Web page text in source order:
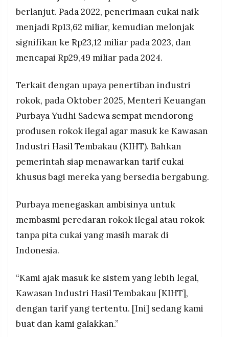
berlanjut. Pada 2022, penerimaan cukai naik
menjadi Rp13,62 miliar, kemudian melonjak
signifikan ke Rp23,12 miliar pada 2023, dan
mencapai Rp29,49 miliar pada 2024.
Terkait dengan upaya penertiban industri
rokok, pada Oktober 2025, Menteri Keuangan
Purbaya Yudhi Sadewa sempat mendorong
produsen rokok ilegal agar masuk ke Kawasan
Industri Hasil Tembakau (KIHT). Bahkan
pemerintah siap menawarkan tarif cukai
khusus bagi mereka yang bersedia bergabung.
Purbaya menegaskan ambisinya untuk
membasmi peredaran rokok ilegal atau rokok
tanpa pita cukai yang masih marak di
Indonesia.
“Kami ajak masuk ke sistem yang lebih legal,
Kawasan Industri Hasil Tembakau [KIHT],
dengan tarif yang tertentu. [Ini] sedang kami
buat dan kami galakkan.”